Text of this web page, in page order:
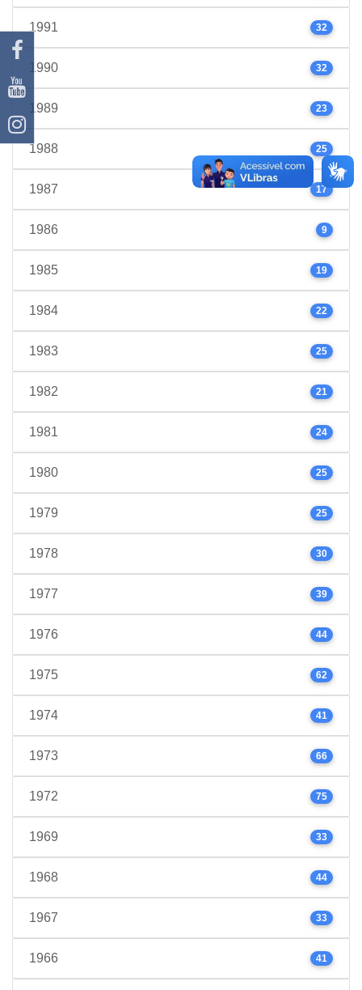
1991 32
1990 32
1989 23
1988 25
1987 17
1986 9
1985 19
1984 22
1983 25
1982 21
1981 24
1980 25
1979 25
1978 30
1977 39
1976 44
1975 62
1974 41
1973 66
1972 75
1969 33
1968 44
1967 33
1966 41